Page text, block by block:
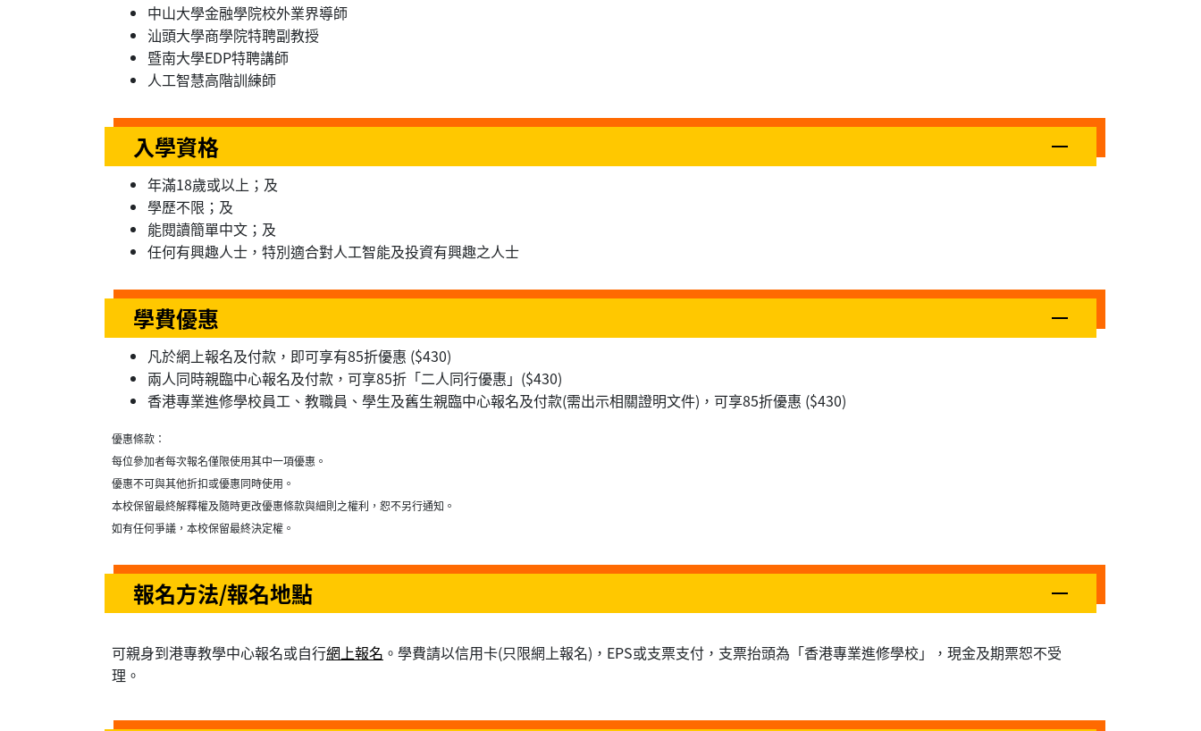
中山大學金融學院校外業界導師
汕頭大學商學院特聘副教授
暨南大學EDP特聘講師
人工智慧高階訓練師
入學資格
年滿18歲或以上；及
學歷不限；及
能閱讀簡單中文；及
任何有興趣人士，特別適合對人工智能及投資有興趣之人士
學費優惠
凡於網上報名及付款，即可享有85折優惠 ($430)
兩人同時親臨中心報名及付款，可享85折「二人同行優惠」($430)
香港專業進修學校員工、教職員、學生及舊生親臨中心報名及付款(需出示相關證明文件)，可享85折優惠 ($430)
優惠條款：
每位參加者每次報名僅限使用其中一項優惠。
優惠不可與其他折扣或優惠同時使用。
本校保留最終解釋權及隨時更改優惠條款與細則之權利，恕不另行通知。
如有任何爭議，本校保留最終決定權。
報名方法/報名地點
可親身到港專教學中心報名或自行網上報名 。學費請以信用卡(只限網上報名)，EPS或支票支付，支票抬頭為「香港專業進修學校」，現金及期票恕不受
理。